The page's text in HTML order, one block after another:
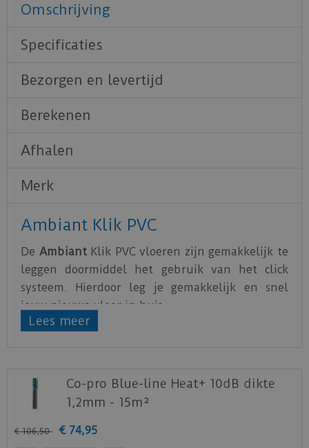
Omschrijving
Specificaties
Bezorgen en levertijd
Berekenen
Afhalen
Merk
Ambiant Klik PVC
De Ambiant Klik PVC vloeren zijn gemakkelijk te
leggen doormiddel het gebruik van het click
systeem. Hierdoor leg je gemakkelijk en snel
jouw nieuwe vloer in huis.
De PVC vloeren van
Downloadhier de leg- en onderhoudsinstructie.
Lees meer
Co-pro Blue-line Heat+ 10dB dikte
1,2mm - 15m²
€ 106,50 € 74,95